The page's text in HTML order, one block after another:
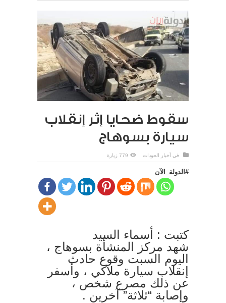
سقوط ضحايا إثر إنقلاب
سيارة بسوهاج
في أخبار الحوداث 779 زيارة
#الدولة_الآن
كتبت : أسماء السيد
شهد مركز المنشأة بسوهاج ،
اليوم السبت وقوع حادث
إنقلاب سيارة ملاكي ، وأسفر
عن ذلك مصرع شخص ،
وإصابة “ثلاثة” آخرين .